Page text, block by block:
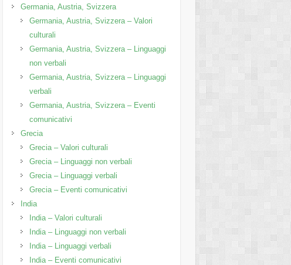
Germania, Austria, Svizzera
Germania, Austria, Svizzera – Valori
culturali
Germania, Austria, Svizzera – Linguaggi
non verbali
Germania, Austria, Svizzera – Linguaggi
verbali
Germania, Austria, Svizzera – Eventi
comunicativi
Grecia
Grecia – Valori culturali
Grecia – Linguaggi non verbali
Grecia – Linguaggi verbali
Grecia – Eventi comunicativi
India
India – Valori culturali
India – Linguaggi non verbali
India – Linguaggi verbali
India – Eventi comunicativi